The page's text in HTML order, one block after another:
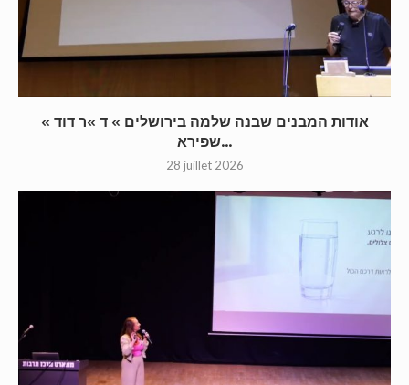
« אודות המבנים שבנה שלמה בירושלים » ד »ר דוד
שפירא...
28 juillet 2026